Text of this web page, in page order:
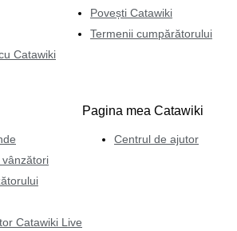
Catawiki
Povești Catawiki
Termenii cumpărătorului
Catawiki Live
Pagina mea Catawiki
Centrul de ajutor